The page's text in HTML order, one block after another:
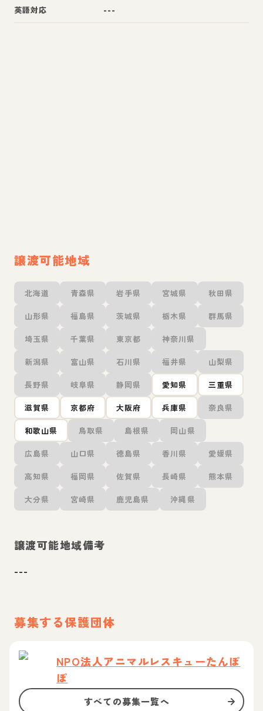
英語対応 ---
譲渡可能地域
北海道 青森県 岩手県 宮城県 秋田県
山形県 福島県 茨城県 栃木県 群馬県
埼玉県 千葉県 東京都 神奈川県
新潟県 富山県 石川県 福井県 山梨県
長野県 岐阜県 静岡県 愛知県 三重県
滋賀県 京都府 大阪府 兵庫県 奈良県
和歌山県 鳥取県 島根県 岡山県
広島県 山口県 徳島県 香川県 愛媛県
高知県 福岡県 佐賀県 長崎県 熊本県
大分県 宮崎県 鹿児島県 沖縄県
譲渡可能地域備考
---
募集する保護団体
NPO法人アニマルレスキューたんぽ
ぽ
すべての募集一覧へ